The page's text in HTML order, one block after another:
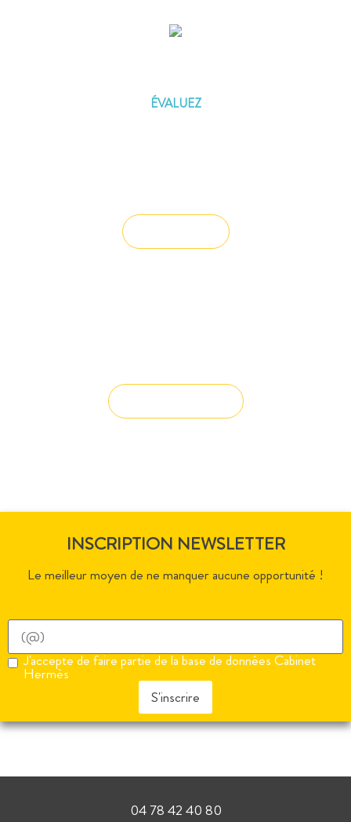
ÉVALUEZ
INSCRIPTION NEWSLETTER
Le meilleur moyen de ne manquer aucune opportunité !
J'accepte de faire partie de la base de données Cabinet
Hermès
S'inscrire
04 78 42 40 80